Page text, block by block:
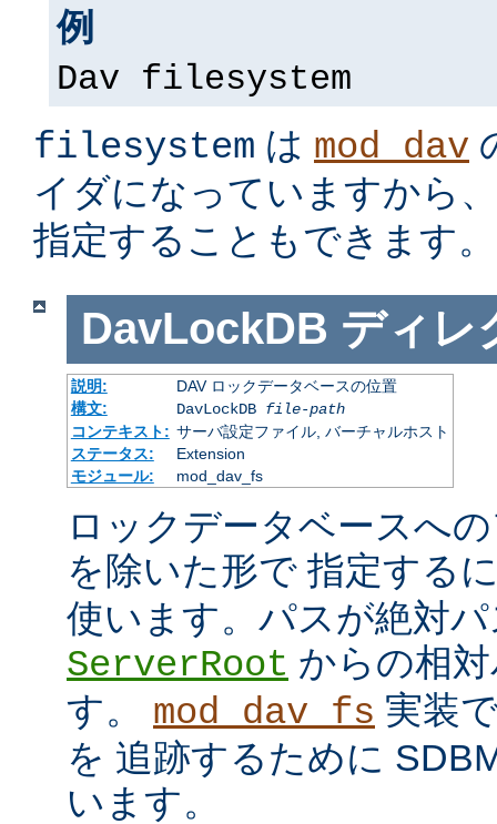
例
Dav filesystem
filesystem は mod_dav
イダになっていますから
指定することもできます。
DavLockDB ディレ
説明:
DAV ロックデータベースの位置
構文:
DavLockDB file-path
コンテキスト: サーバ設定ファイル, バーチャルホスト
ステータス:
Extension
モジュール:
mod_dav_fs
ロックデータベースへ
を除いた形で 指定する
使います。パスが絶対
ServerRoot からの相
す。 mod_dav_fs 実装
を 追跡するために
います。